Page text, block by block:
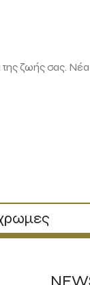
της ζωής σας. Νέα